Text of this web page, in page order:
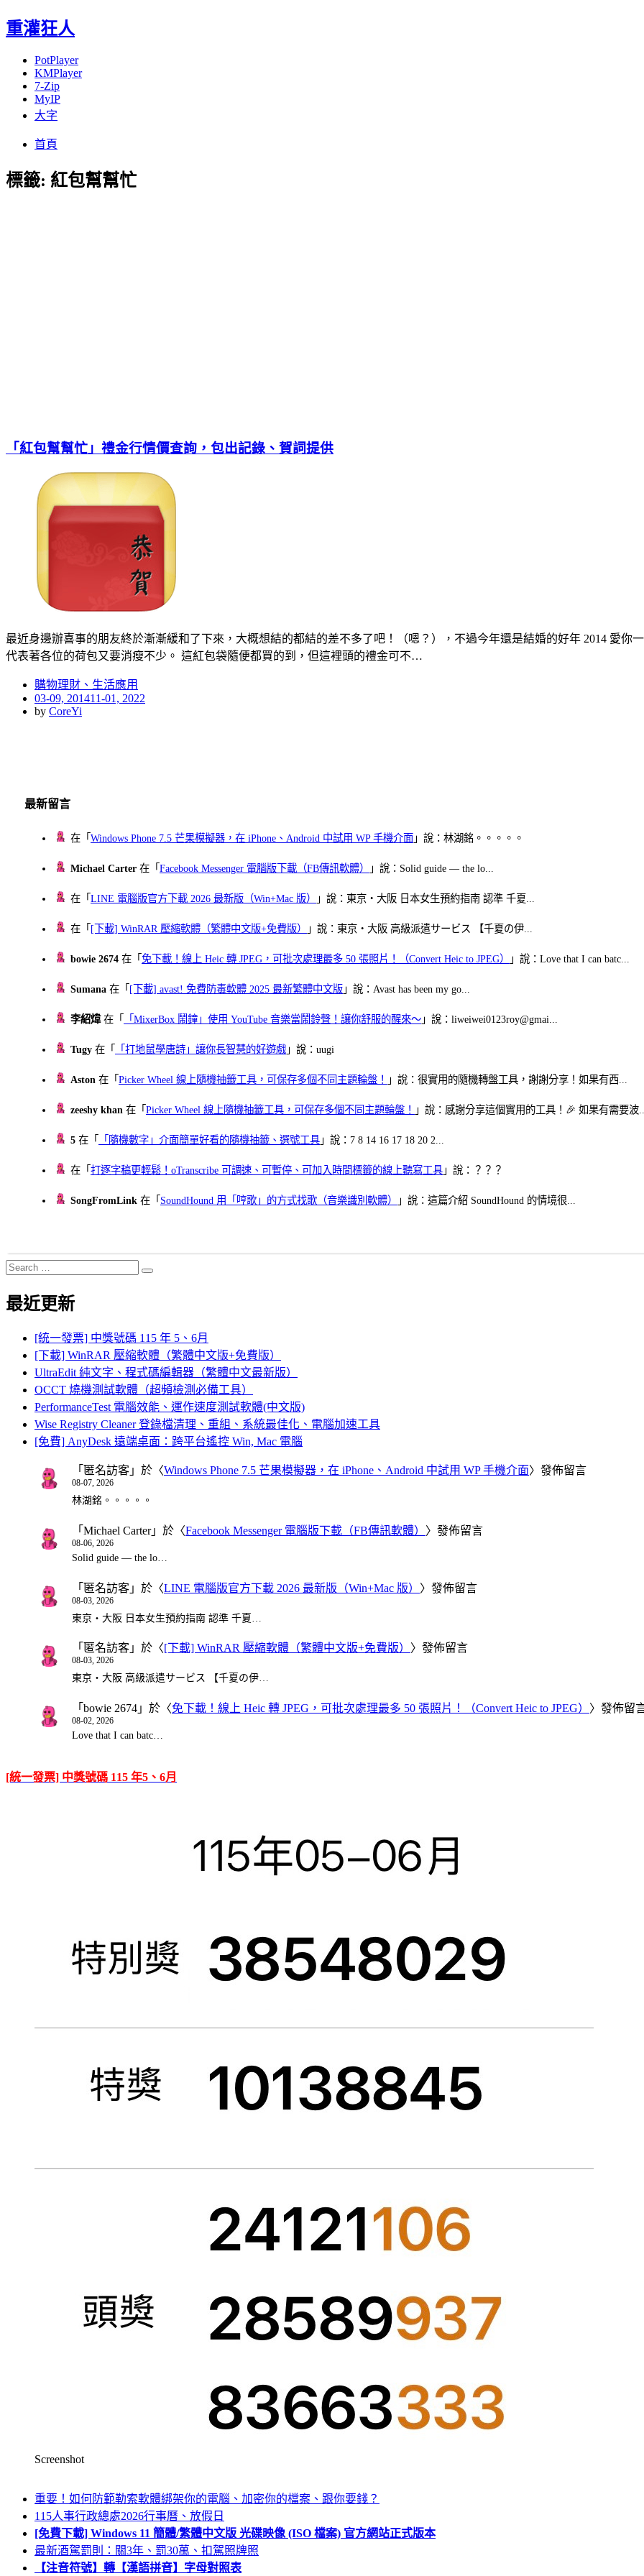
重灌狂人
PotPlayer
KMPlayer
7-Zip
MyIP
大字
首頁
標籤: 紅包幫幫忙
「紅包幫幫忙」禮金行情價查詢，包出記錄、賀詞提供
最近身邊辦喜事的朋友終於漸漸緩和了下來，大概想結的都結的差不多了吧！（嗯？），不過今年還是結婚的好年 2014 愛你
代表著各位的荷包又要消瘦不少。 這紅包袋隨便都買的到，但這裡頭的禮金可不…
購物理財、生活應用
Posted
on
03-09, 201411-01, 2022
by CoreYi
最新留言
在「Windows Phone 7.5 芒果模擬器，在 iPhone、Android 中試用 WP 手機介面 」說：林湖銘。。。。。
Michael Carter 在「Facebook Messenger 電腦版下載（FB傳訊軟體） 」說：Solid guide — the lo...
在「LINE 電腦版官方下載 2026 最新版（Win+Mac 版） 」說：東京・大阪 日本女生預約指南 認準 千夏...
在「 [下載] WinRAR 壓縮軟體（繁體中文版+免費版） 」說：東京・大阪 高級派遣サービス 【千夏の伊...
bowie 2674 在「免下載！線上 Heic 轉 JPEG，可批次處理最多 50 張照片！（Convert Heic to JPEG） 」說：Love that I can batc...
Sumana 在「 [下載] avast! 免費防毒軟體 2025 最新繁體中文版 」說：Avast has been my go...
李紹煒在「 「MixerBox 鬧鐘」使用 YouTube 音樂當鬧鈴聲！讓你舒服的醒來～ 」說：liweiwei0123roy@gmai...
Tugy 在「 「打地鼠學唐詩」讓你長智慧的好遊戲 」說：uugi
Aston 在「Picker Wheel 線上隨機抽籤工具，可保存多個不同主題輪盤！ 」說：很實用的隨機轉盤工具，謝謝分享！如果有西...
zeeshy khan 在「Picker Wheel 線上隨機抽籤工具，可保存多個不同主題輪盤！ 」說：感謝分享這個實用的工具！🎉 如果有需要波
5 在「 「隨機數字」介面簡單好看的隨機抽籤、選號工具 」說：7 8 14 16 17 18 20 2...
在「打逐字稿更輕鬆！oTranscribe 可調速、可暫停、可加入時間標籤的線上聽寫工具 」說：？？？
SongFromLink 在「 SoundHound 用「哼歌」的方式找歌（音樂識別軟體） 」說：這篇介紹 SoundHound 的情境很...
Search
for:
Search
最近更新
[統一發票] 中獎號碼 115 年 5、6月
[下載] WinRAR 壓縮軟體（繁體中文版+免費版）
UltraEdit 純文字、程式碼編輯器（繁體中文最新版）
OCCT 燒機測試軟體（超頻檢測必備工具）
PerformanceTest 電腦效能、運作速度測試軟體(中文版)
Wise Registry Cleaner 登錄檔清理、重組、系統最佳化、電腦加速工具
[免費] AnyDesk 遠端桌面：跨平台遙控 Win, Mac 電腦
「 匿名訪客 」於〈Windows Phone 7.5 芒果模擬器，在 iPhone、Android 中試用 WP 手機介面〉發佈留言
08-07, 2026
林湖銘。。。。。
「 Michael Carter」於〈Facebook Messenger 電腦版下載（FB傳訊軟體） 〉發佈留言
08-06, 2026
Solid guide — the lo…
「 匿名訪客 」於〈LINE 電腦版官方下載 2026 最新版（Win+Mac 版） 〉發佈留言
08-03, 2026
東京・大阪 日本女生預約指南 認準 千夏…
「 匿名訪客 」於〈[下載] WinRAR 壓縮軟體（繁體中文版+免費版） 〉發佈留言
08-03, 2026
東京・大阪 高級派遣サービス 【千夏の伊…
「 bowie 2674 」於〈免下載！線上 Heic 轉 JPEG，可批次處理最多 50 張照片！（Convert Heic to JPEG） 〉發佈留
08-02, 2026
Love that I can batc…
[統一發票] 中獎號碼 115 年5、6月
Screenshot
重要！如何防範勒索軟體綁架你的電腦、加密你的檔案、跟你要錢？
115人事行政總處2026行事曆、放假日
[免費下載] Windows 11 簡體/繁體中文版 光碟映像 (ISO 檔案) 官方網站正式版本
最新酒駕罰則：關3年、罰30萬、扣駕照牌照
【注音符號】轉【漢語拼音】字母對照表